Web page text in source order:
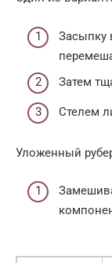
Засыпку
Затем
Стелем
Уложенный